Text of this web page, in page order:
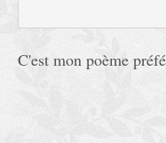
C'est mon poème